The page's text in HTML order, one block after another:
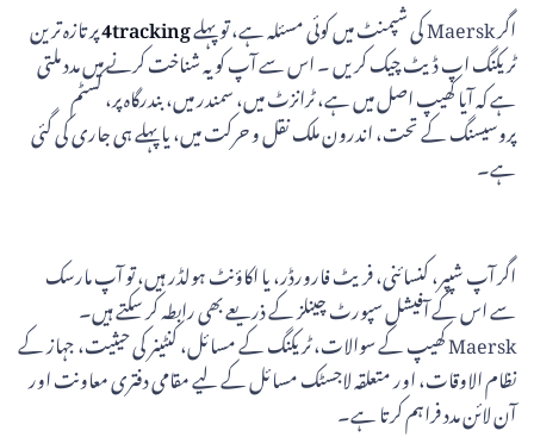
اگر Maersk کی شپمنٹ میں کوئی مسئلہ ہے، تو پہلے 4trackingپر تازہ ترین
ٹریکنگ اپ ڈیٹ چیک کریں ۔ اس سے آپ کو یہ شناخت کرنے میں مدد ملتی
ہے کہ آیا کھیپ اصل میں ہے، ٹرانزٹ میں، سمندر میں، بندرگاہ پر، کسٹم
پروسیسنگ کے تحت، اندرون ملک نقل و حرکت میں، یا پہلے ہی جاری کی گئی
ہے۔
اگر آپ شپپر، کنسائنی، فریٹ فارورڈر، یا اکاؤنٹ ہولڈر ہیں، تو آپ مارسک
سے اس کے آفیشل سپورٹ چینلز کے ذریعے بھی رابطہ کر سکتے ہیں۔
Maersk کھیپ کے سوالات، ٹریکنگ کے مسائل، کنٹینر کی حیثیت، جہاز کے
نظام الاوقات، اور متعلقہ لاجسٹک مسائل کے لیے مقامی دفتری معاونت اور
آن لائن مدد فراہم کرتا ہے۔